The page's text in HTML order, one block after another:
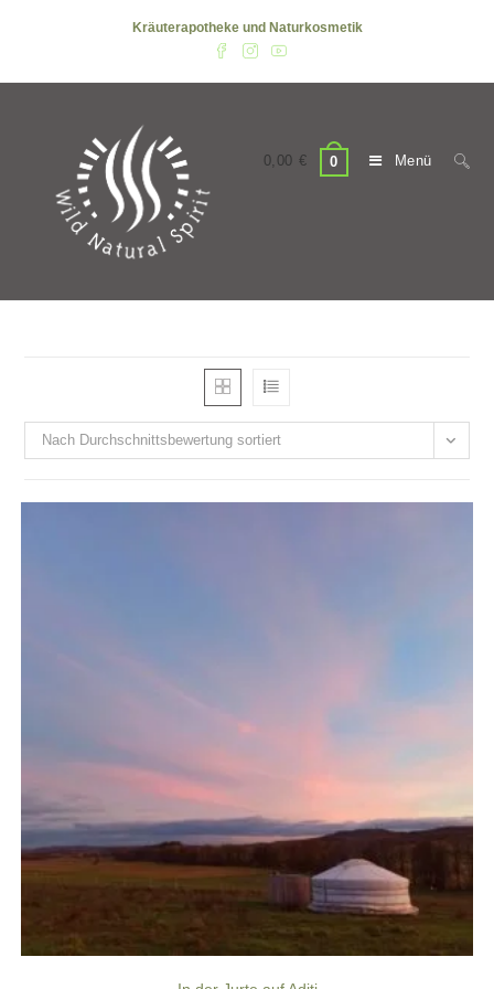
Kräuterapotheke und Naturkosmetik
0,00 € 0 Menü
Nach Durchschnittsbewertung sortiert